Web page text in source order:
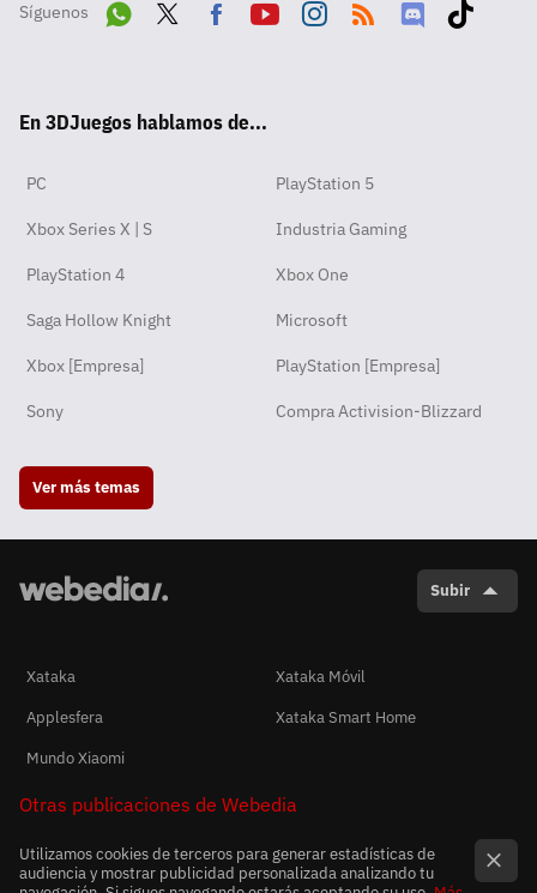
Síguenos
pp
ok
En 3DJuegos hablamos de...
PC PlayStation 5
Xbox Series X | S Industria Gaming
PlayStation 4 Xbox One
Saga Hollow Knight Microsoft
Xbox [Empresa] PlayStation [Empresa]
Sony Compra Activision-Blizzard
Ver más temas
Subir
Xataka
Xataka Móvil
Applesfera
Xataka Smart Home
Mundo Xiaomi
Otras publicaciones de Webedia
Utilizamos cookies de terceros para generar estadísticas de
audiencia y mostrar publicidad personalizada analizando tu